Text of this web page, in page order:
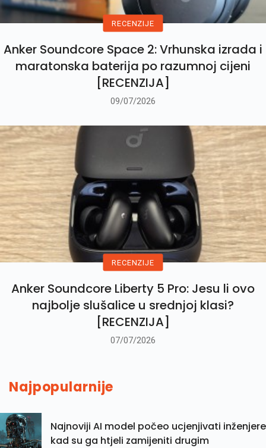
RECENZIJE
Anker Soundcore Space 2: Vrhunska izrada i
maratonska baterija po razumnoj cijeni
[RECENZIJA]
09/07/2026
RECENZIJE
Anker Soundcore Liberty 5 Pro: Jesu li ovo
najbolje slušalice u srednjoj klasi?
[RECENZIJA]
07/07/2026
Najpopularnije
Najnoviji AI model počeo ucjenjivati inženjere
kad su ga htjeli zamijeniti drugim